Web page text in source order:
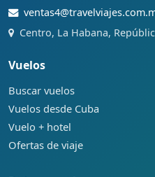
Centro, La Habana,
Vuelos
Buscar vuelos
Vuelos desde Cuba
Vuelo + hotel
Ofertas de viaje